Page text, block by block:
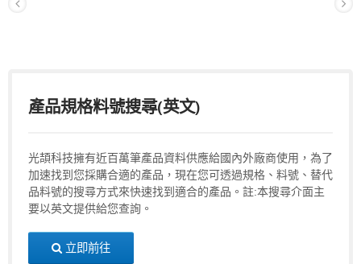
產品規格料號搜尋(英文)
光頡科技擁有近百萬筆產品資料供應給國內外廠商使用，為了
加速找到您採購合適的產品，現在您可透過規格、料號、替代
品料號的搜尋方式來快速找到適合的產品。註:本搜尋介面主
要以英文提供給您查詢。
立即前往